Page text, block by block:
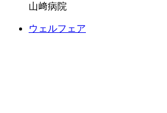
山﨑病院
ウェルフェア